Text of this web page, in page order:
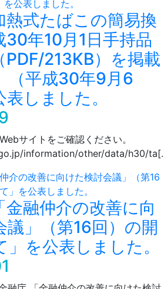
熱式たばこの簡易換
30年10月1日手持品
PDF/213KB）を掲載
（平成30年9月6
しました。
サイトをご確認ください。
information/other/data/h30/
金融仲介の改善に向
議」（第16回）の開
を公表しました。